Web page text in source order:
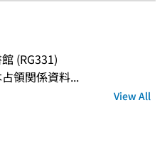
(RG331)
領関係資料...
View All